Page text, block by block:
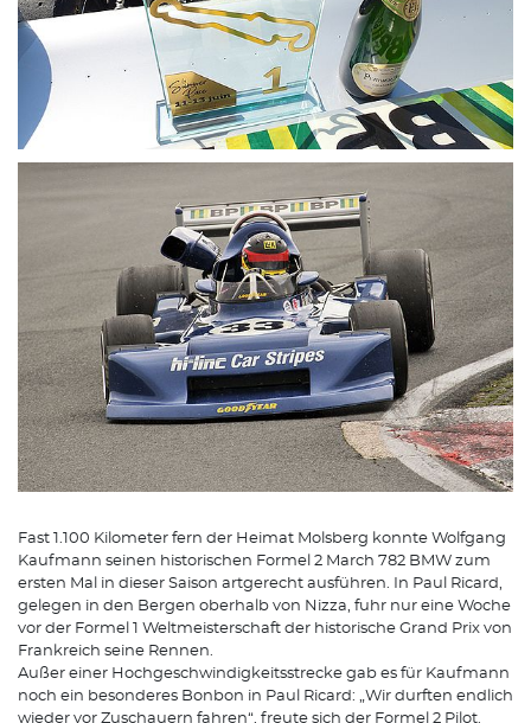
Fast 1.100 Kilometer fern der Heimat Molsberg konnte Wolfgang
Kaufmann seinen historischen Formel 2 March 782 BMW zum
ersten Mal in dieser Saison artgerecht ausführen. In Paul Ricard,
gelegen in den Bergen oberhalb von Nizza, fuhr nur eine Woche
vor der Formel 1 Weltmeisterschaft der historische Grand Prix von
Frankreich seine Rennen.
Außer einer Hochgeschwindigkeitsstrecke gab es für Kaufmann
noch ein besonderes Bonbon in Paul Ricard: „Wir durften endlich
wieder vor Zuschauern fahren“, freute sich der Formel 2 Pilot.